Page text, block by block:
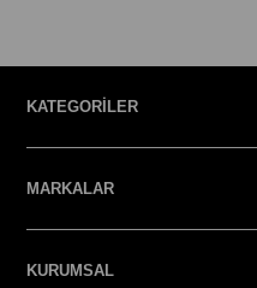
KATEGORİLER
MARKALAR
KURUMSAL